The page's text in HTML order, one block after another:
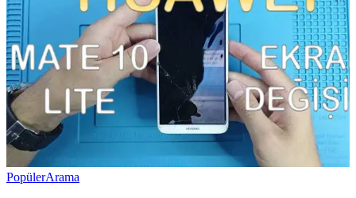
PopülerArama